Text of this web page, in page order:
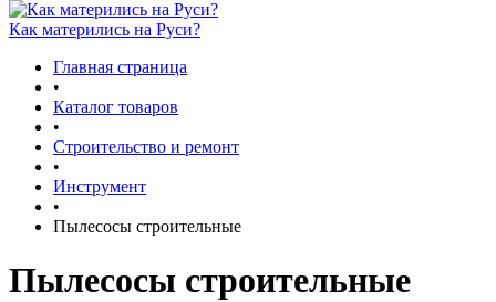
Как матерились на Руси?
Главная страница
•
Каталог товаров
•
Строительство и ремонт
•
Инструмент
•
Пылесосы строительные
Пылесосы строительные